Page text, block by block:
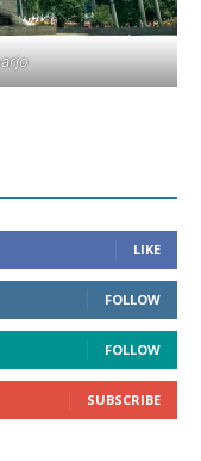
LIKE
FOLLOW
FOLLOW
SUBSCRIBE